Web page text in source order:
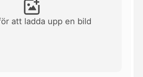
att ladda upp en bild